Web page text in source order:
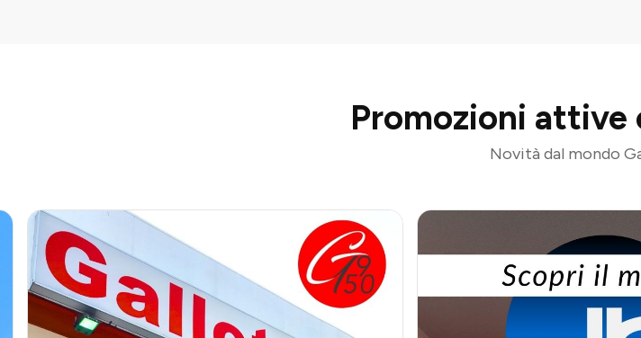
Promozioni attive
Novità dal mondo